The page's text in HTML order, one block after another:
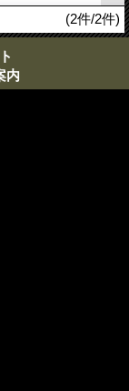
(2件/2件)
内